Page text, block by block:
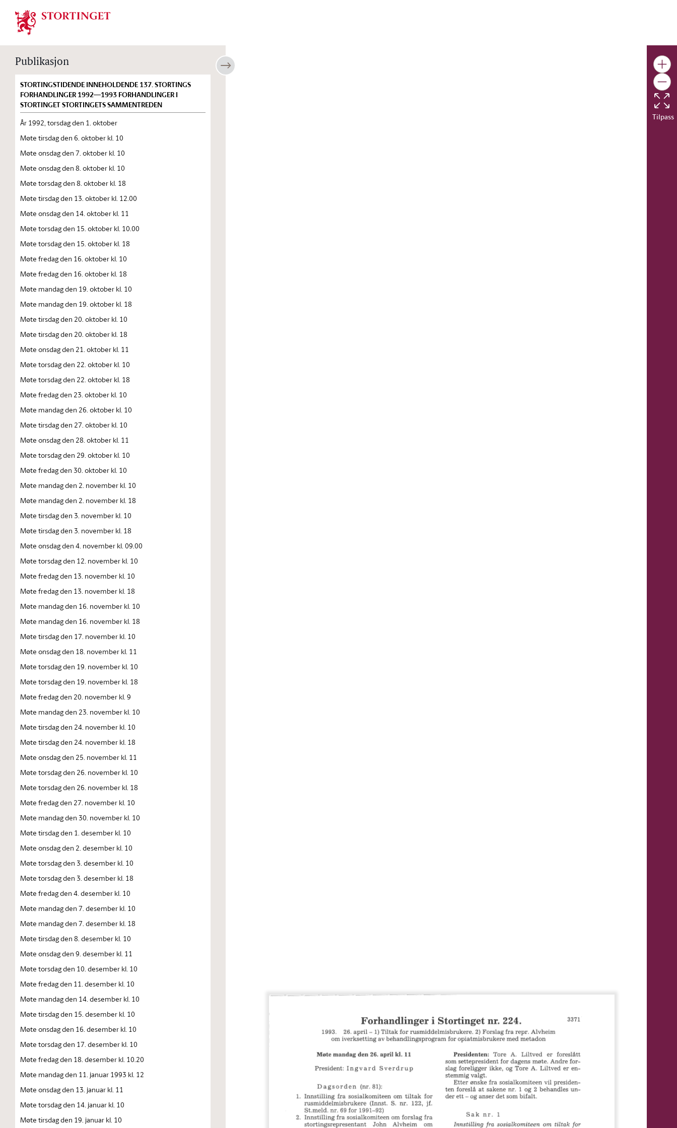
Stortinget.no
Publikasjon
STORTINGSTIDENDE INNEHOLDENDE 137. STORTINGS
FORHANDLINGER 1992—1993 FORHANDLINGER I
STORTINGET STORTINGETS SAMMENTREDEN
År 1992, torsdag den 1. oktober
Møte tirsdag den 6. oktober kl. 10
Møte onsdag den 7. oktober kl. 10
Møte onsdag den 8. oktober kl. 10
Møte torsdag den 8. oktober kl. 18
Møte tirsdag den 13. oktober kl. 12.00
Møte onsdag den 14. oktober kl. 11
Møte torsdag den 15. oktober kl. 10.00
Møte torsdag den 15. oktober kl. 18
Møte fredag den 16. oktober kl. 10
Møte fredag den 16. oktober kl. 18
Møte mandag den 19. oktober kl. 10
Møte mandag den 19. oktober kl. 18
Møte tirsdag den 20. oktober kl. 10
Møte tirsdag den 20. oktober kl. 18
Møte onsdag den 21. oktober kl. 11
Møte torsdag den 22. oktober kl. 10
Møte torsdag den 22. oktober kl. 18
Møte fredag den 23. oktober kl. 10
Møte mandag den 26. oktober kl. 10
Møte tirsdag den 27. oktober kl. 10
Møte onsdag den 28. oktober kl. 11
Møte torsdag den 29. oktober kl. 10
Møte fredag den 30. oktober kl. 10
Møte mandag den 2. november kl. 10
Møte mandag den 2. november kl. 18
Møte tirsdag den 3. november kl. 10
Møte tirsdag den 3. november kl. 18
Møte onsdag den 4. november kl. 09.00
Møte torsdag den 12. november kl. 10
Møte fredag den 13. november kl. 10
Møte fredag den 13. november kl. 18
Møte mandag den 16. november kl. 10
Møte mandag den 16. november kl. 18
Møte tirsdag den 17. november kl. 10
Møte onsdag den 18. november kl. 11
Møte torsdag den 19. november kl. 10
Møte torsdag den 19. november kl. 18
Møte fredag den 20. november kl. 9
Møte mandag den 23. november kl. 10
Møte tirsdag den 24. november kl. 10
Møte tirsdag den 24. november kl. 18
Møte onsdag den 25. november kl. 11
Møte torsdag den 26. november kl. 10
Møte torsdag den 26. november kl. 18
Møte fredag den 27. november kl. 10
Møte mandag den 30. november kl. 10
Møte tirsdag den 1. desember kl. 10
Møte onsdag den 2. desember kl. 10
Møte torsdag den 3. desember kl. 10
Møte torsdag den 3. desember kl. 18
Møte fredag den 4. desember kl. 10
Møte mandag den 7. desember kl. 10
Møte mandag den 7. desember kl. 18
Møte tirsdag den 8. desember kl. 10
Møte onsdag den 9. desember kl. 11
Møte torsdag den 10. desember kl. 10
Møte fredag den 11. desember kl. 10
Møte mandag den 14. desember kl. 10
Møte tirsdag den 15. desember kl. 10
Møte onsdag den 16. desember kl. 10
Møte torsdag den 17. desember kl. 10
Møte fredag den 18. desember kl. 10.20
Møte mandag den 11. januar 1993 kl. 12
Møte onsdag den 13. januar kl. 11
Møte torsdag den 14. januar kl. 10
Møte tirsdag den 19. januar kl. 10